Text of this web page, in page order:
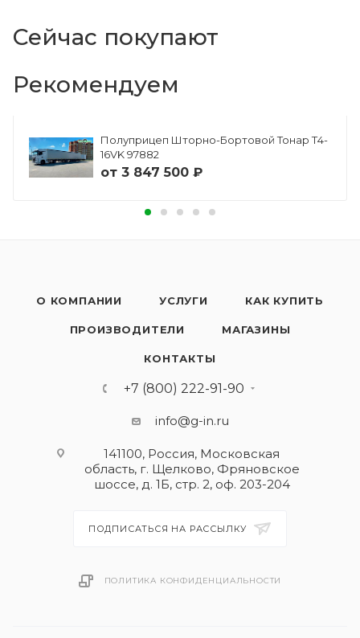
Сейчас покупают
Рекомендуем
Полуприцеп Шторно-Бортовой Тонар Т4-
16VK 97882
от 3 847 500 ₽
О КОМПАНИИ УСЛУГИ КАК КУПИТЬ
ПРОИЗВОДИТЕЛИ МАГАЗИНЫ
КОНТАКТЫ
+7 (800) 222-91-90
info@g-in.ru
141100, Россия, Московская
область, г. Щелково, Фряновское
шоссе, д. 1Б, стр. 2, оф. 203-204
ПОДПИСАТЬСЯ НА РАССЫЛКУ
ПОЛИТИКА КОНФИДЕНЦИАЛЬНОСТИ